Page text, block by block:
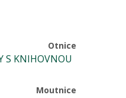
Otnice
S KNIHOVNOU
Moutnice